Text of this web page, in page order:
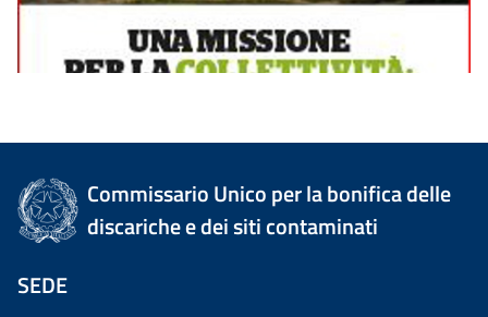
Commissario Unico per la bonifica delle
discariche e dei siti contaminati
SEDE